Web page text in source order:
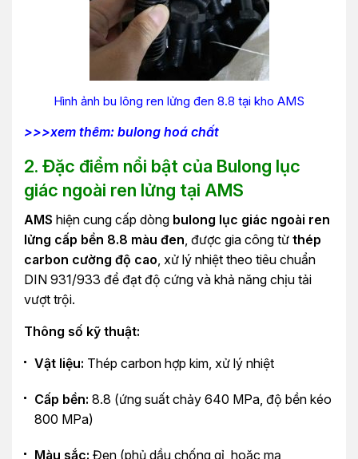
Hình ảnh bu lông ren lửng đen 8.8 tại kho AMS
>>>xem thêm: bulong hoá chất
2. Đặc điểm nổi bật của Bulong lục
giác ngoài ren lửng tại AMS
AMS hiện cung cấp dòng bulong lục giác ngoài ren
lửng cấp bền 8.8 màu đen, được gia công từ thép
carbon cường độ cao, xử lý nhiệt theo tiêu chuẩn
DIN 931/933 để đạt độ cứng và khả năng chịu tải
vượt trội.
Thông số kỹ thuật:
Vật liệu: Thép carbon hợp kim, xử lý nhiệt
Cấp bền: 8.8 (ứng suất chảy 640 MPa, độ bền kéo
800 MPa)
Màu sắc: Đen (phủ dầu chống gỉ, hoặc mạ